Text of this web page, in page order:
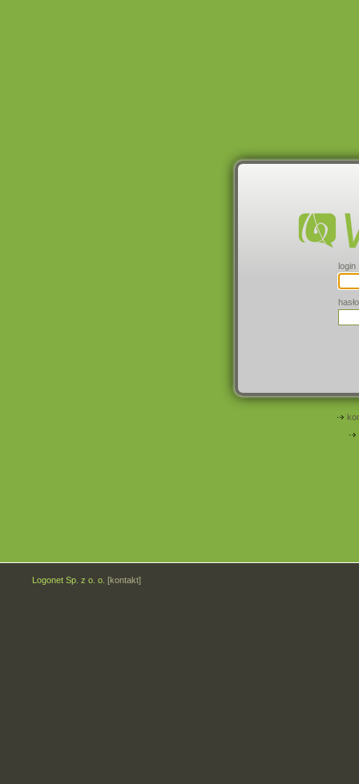
login
hasło
Logonet Sp. z o. o. [kontakt]